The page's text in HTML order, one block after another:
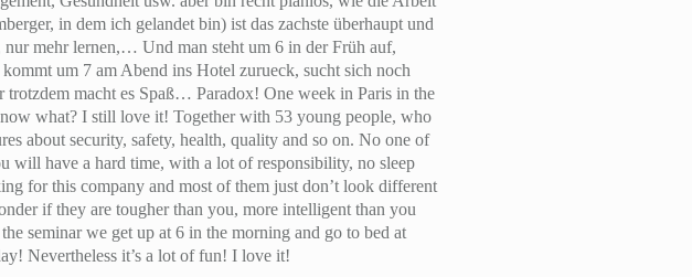
in dem ich gelandet bin) ist das zachste überhaupt und
mehr lernen,… Und man steht um 6 in der Früh auf,
um 7 am Abend ins Hotel zurueck, sucht sich noch
trotzdem macht es Spaß… Paradox! One week in Paris in the
what? I still love it! Together with 53 young people, who
about security, safety, health, quality and so on. No one of
will have a hard time, with a lot of responsibility, no sleep
for this company and most of them just don’t look different
if they are tougher than you, more intelligent than you
seminar we get up at 6 in the morning and go to bed at
Nevertheless it’s a lot of fun! I love it!